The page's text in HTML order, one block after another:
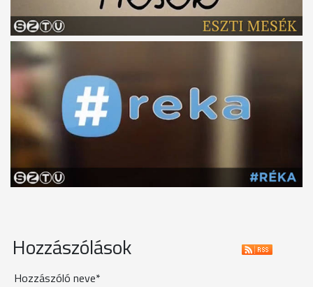
Hozzászólások
Hozzászóló neve*